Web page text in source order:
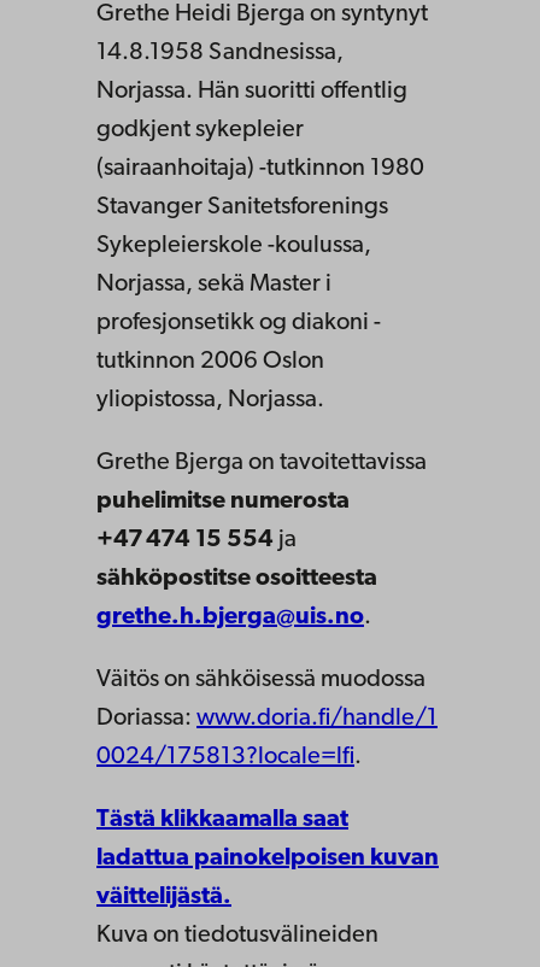
Grethe Heidi Bjerga on syntynyt
14.8.1958 Sandnesissa,
Norjassa. Hän suoritti offentlig
godkjent sykepleier
(sairaanhoitaja) -tutkinnon 1980
Stavanger Sanitetsforenings
Sykepleierskole -koulussa,
Norjassa, sekä Master i
profesjonsetikk og diakoni -
tutkinnon 2006 Oslon
yliopistossa, Norjassa.
Grethe Bjerga on tavoitettavissa
puhelimitse numerosta
+47 474 15 554 ja
sähköpostitse osoitteesta
grethe.h.bjerga@uis.no.
Väitös on sähköisessä muodossa
Doriassa: www.doria.fi/handle/1
0024/175813?locale=lfi.
Tästä klikkaamalla saat
ladattua painokelpoisen kuvan
väittelijästä.
Kuva on tiedotusvälineiden